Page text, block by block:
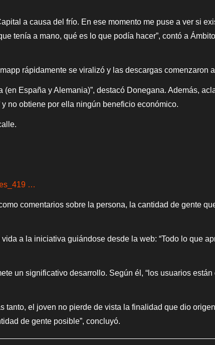
a causa del frío. En ese momento me puse a ver si
tenía a mano, qué es lo que podía hacer”, contó a
rápidamente se viralizó y las descargas comenzaron
España y Alemania)”, destacó Donegana. Además,
no obtiene por ella ningún beneficio económico.
…
comentarios sobre la persona, la cantidad de gente
a la iniciativa guiándose desde la web: “Todo lo que
un significativo desarrollo. Según él, “los usuarios están
el joven no pierde de vista la finalidad que dio
de gente posible”, concluyó.